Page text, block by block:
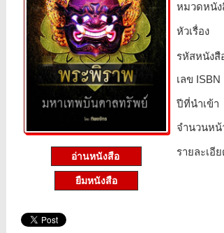
อ่านหนังสือ
ยืมหนังสือ
หมวดหนัง
หัวเรื่อง
รหัสหนังสื
เลข ISBN
ปีที่นำเข้า
จำนวนหน้
รายละเอี